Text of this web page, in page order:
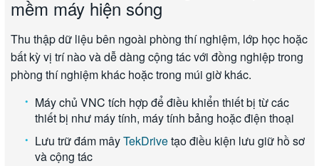
mềm máy hiện sóng
Thu thập dữ liệu bên ngoài phòng thí nghiệm, lớp học hoặc
bất kỳ vị trí nào và dễ dàng cộng tác với đồng nghiệp trong
phòng thí nghiệm khác hoặc trong múi giờ khác.
Máy chủ VNC tích hợp để điều khiển thiết bị từ các
thiết bị như máy tính, máy tính bảng hoặc điện thoại
Lưu trữ đám mâyTekDrivetạo điều kiện lưu giữ hồ sơ
và cộng tác